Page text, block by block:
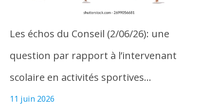
Les échos du Conseil (2/06/26): une
question par rapport à l’intervenant
scolaire en activités sportives…
11 juin 2026